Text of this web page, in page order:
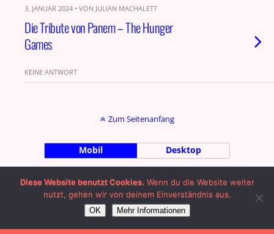
3. JANUAR 2024 • VON JULIAN MACHALETT
Die Tribute von Panem – The Hunger
Games
KEINE ANTWORT
Zum Seitenanfang
Mobil Desktop
by Julian Machalett |Impressum|
Diese Website benutzt Cookies. Wenn du die Website weiter
nutzt, gehen wir von deinem Einverständnis aus.
OK Mehr Informationen